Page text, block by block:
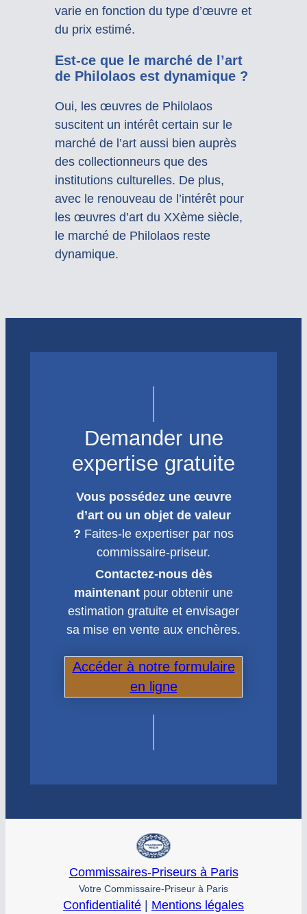
varie en fonction du type d’œuvre et
du prix estimé.
Est-ce que le marché de l’art
de Philolaos est dynamique ?
Oui, les œuvres de Philolaos
suscitent un intérêt certain sur le
marché de l’art aussi bien auprès
des collectionneurs que des
institutions culturelles. De plus,
avec le renouveau de l’intérêt pour
les œuvres d’art du XXème siècle,
le marché de Philolaos reste
dynamique.
Demander une
expertise gratuite
Vous possédez une œuvre
d’art ou un objet de valeur
? Faites-le expertiser par nos
commissaire-priseur.
Contactez-nous dès
maintenant pour obtenir une
estimation gratuite et envisager
sa mise en vente aux enchères.
Accéder à notre formulaire
en ligne
Commissaires-Priseurs à Paris
Votre Commissaire-Priseur à Paris
Confidentialité Mentions légales